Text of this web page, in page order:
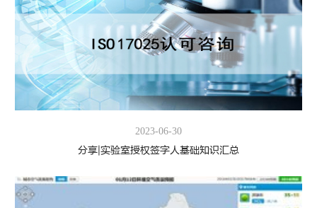
2023-06-30
分享|实验室授权签字人基础知识汇总